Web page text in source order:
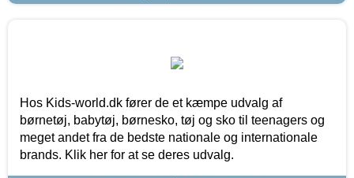
Hos Kids-world.dk fører de et kæmpe udvalg af
børnetøj, babytøj, børnesko, tøj og sko til teenagers og
meget andet fra de bedste nationale og internationale
brands. Klik her for at se deres udvalg.